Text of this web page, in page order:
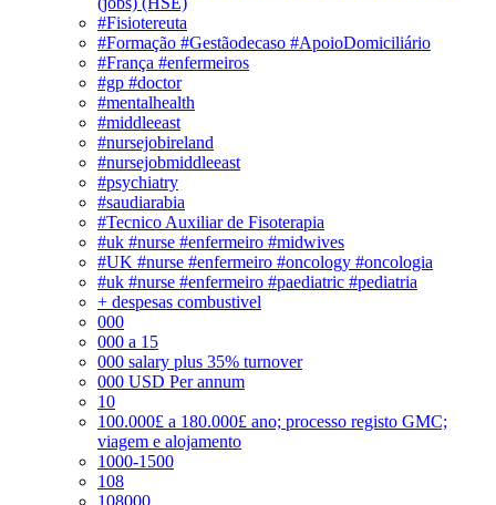
#Fisiotereuta
#Formação #Gestãodecaso #ApoioDomiciliário
#França #enfermeiros
#gp #doctor
#mentalhealth
#middleeast
#nursejobireland
#nursejobmiddleeast
#psychiatry
#saudiarabia
#Tecnico Auxiliar de Fisoterapia
#uk #nurse #enfermeiro #midwives
#UK #nurse #enfermeiro #oncology #oncologia
#uk #nurse #enfermeiro #paediatric #pediatria
+ despesas combustivel
000
000 a 15
000 salary plus 35% turnover
000 USD Per annum
10
100.000£ a 180.000£ ano; processo registo GMC;
viagem e alojamento
1000-1500
108
108000